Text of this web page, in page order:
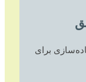
برای